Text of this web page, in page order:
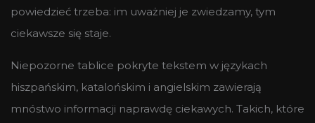
powiedzieć trzeba: im uważniej je zwiedzamy, tym
ciekawsze się staje.
Niepozorne tablice pokryte tekstem w językach
hiszpańskim, katalońskim i angielskim zawierają
mnóstwo informacji naprawdę ciekawych. Takich, które